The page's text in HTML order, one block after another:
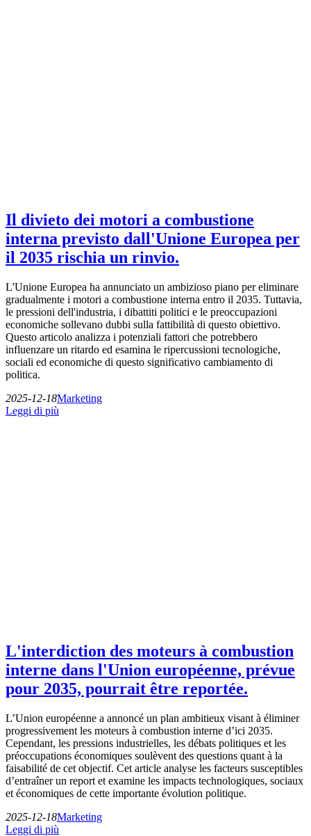
Il divieto dei motori a combustione
interna previsto dall'Unione Europea per
il 2035 rischia un rinvio.
L'Unione Europea ha annunciato un ambizioso piano per eliminare
gradualmente i motori a combustione interna entro il 2035. Tuttavia,
le pressioni dell'industria, i dibattiti politici e le preoccupazioni
economiche sollevano dubbi sulla fattibilità di questo obiettivo.
Questo articolo analizza i potenziali fattori che potrebbero
influenzare un ritardo ed esamina le ripercussioni tecnologiche,
sociali ed economiche di questo significativo cambiamento di
politica.
2025-12-18Marketing
Leggi di più
L'interdiction des moteurs à combustion
interne dans l'Union européenne, prévue
pour 2035, pourrait être reportée.
L’Union européenne a annoncé un plan ambitieux visant à éliminer
progressivement les moteurs à combustion interne d’ici 2035.
Cependant, les pressions industrielles, les débats politiques et les
préoccupations économiques soulèvent des questions quant à la
faisabilité de cet objectif. Cet article analyse les facteurs susceptibles
d’entraîner un report et examine les impacts technologiques, sociaux
et économiques de cette importante évolution politique.
2025-12-18Marketing
Leggi di più